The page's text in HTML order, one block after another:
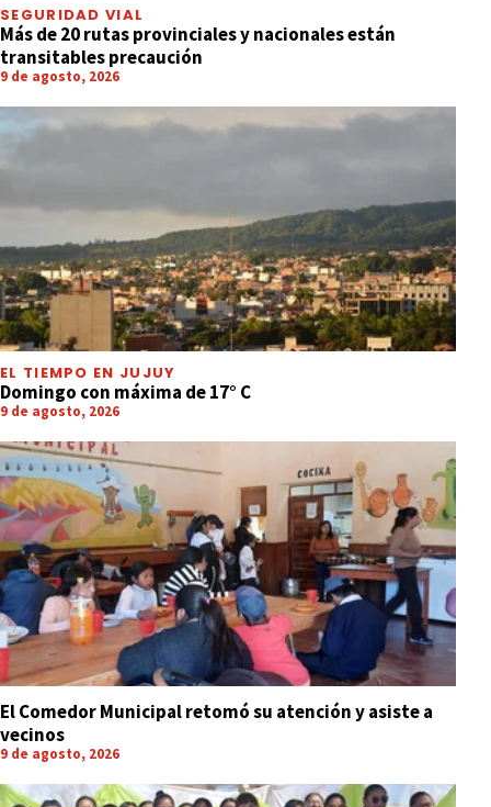
SEGURIDAD VIAL
Más de 20 rutas provinciales y nacionales están
transitables precaución
9 de agosto, 2026
EL TIEMPO EN JUJUY
Domingo con máxima de 17° C
9 de agosto, 2026
El Comedor Municipal retomó su atención y asiste a
vecinos
9 de agosto, 2026